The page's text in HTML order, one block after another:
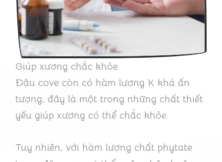
Giúp xương chắc khỏe
Đậu cove còn có hàm lượng K khá ấn
tượng, đây là một trong những chất thiết
yếu giúp xương có thể chắc khỏe.
Tuy nhiên, với hàm lượng chất phytate